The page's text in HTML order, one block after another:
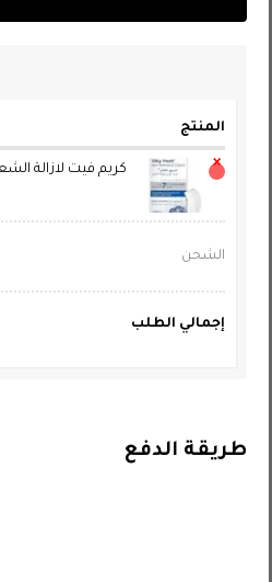
المنتج
×
كريم فيت لازالة
الشحن
إجمالي الطلب
طريقة الدفع